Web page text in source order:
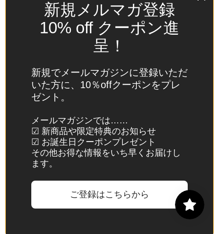
(USD
(CHF
CHF)
スウ
デン
(SEK
kr)
スバ
島・
新規メルマガ登録
10% off クーポン進
呈！
新規でメールマガジンに登録いただ
いた方に、10％offクーポンをプレ
ゼント。
メールマガジンでは……
☑ 新商品や限定特典のお知らせ
☑ お誕生日クーポンプレゼント
その他お得な情報をいち早くお届けし
ます。
ご登録はこちらから